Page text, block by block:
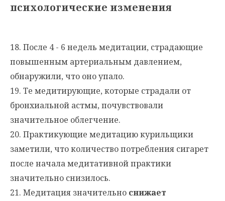
психологические изменения
18. После 4 - 6 недель медитации, страдающие
повышенным артериальным давлением,
обнаружили, что оно упало.
19. Те медитирующие, которые страдали от
бронхиальной астмы, почувствовали
значительное облегчение.
20. Практикующие медитацию курильщики
заметили, что количество потребления сигарет
после начала медитативной практики
значительно снизилось.
21. Медитация значительно снижает